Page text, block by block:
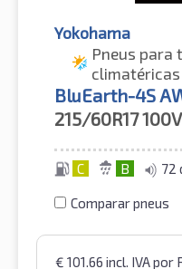
Yokohama
Pneus para
climatéricas
BluEarth-4S
215/60R17100V
C B 72
Comparar pneus
€ 101.66 incl. IVApor